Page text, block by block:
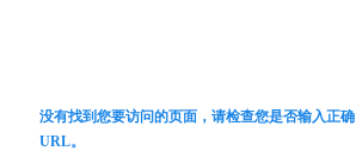
没有找到您要访问的页面，请检查您是否输入正确
URL。